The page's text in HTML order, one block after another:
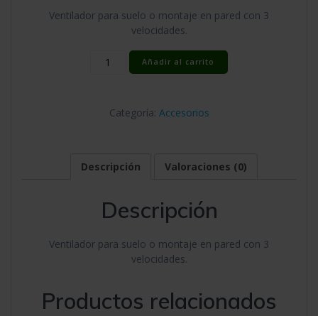
Ventilador para suelo o montaje en pared con 3
velocidades.
Ventilador
F125
40cm)
Añadir al carrito
Categoría: Accesorios
Descripción Valoraciones (0)
Descripción
Ventilador para suelo o montaje en pared con 3
velocidades.
Productos relacionados